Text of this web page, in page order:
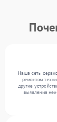
Наша сеть
ремонтом
другие
выявления
нужных услуг и
запчастей по